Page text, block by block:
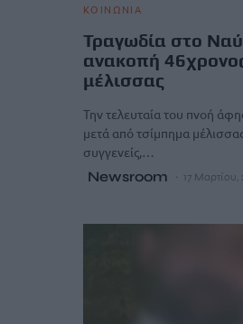
ΚΟΙΝΩΝΙΑ
Τραγωδία στο
ανακοπή
μέλισσας
Την τελευταία του πνοή
μετά από τσίμπημα
συγγενείς,…
Newsroom 17 Μαρτίου,